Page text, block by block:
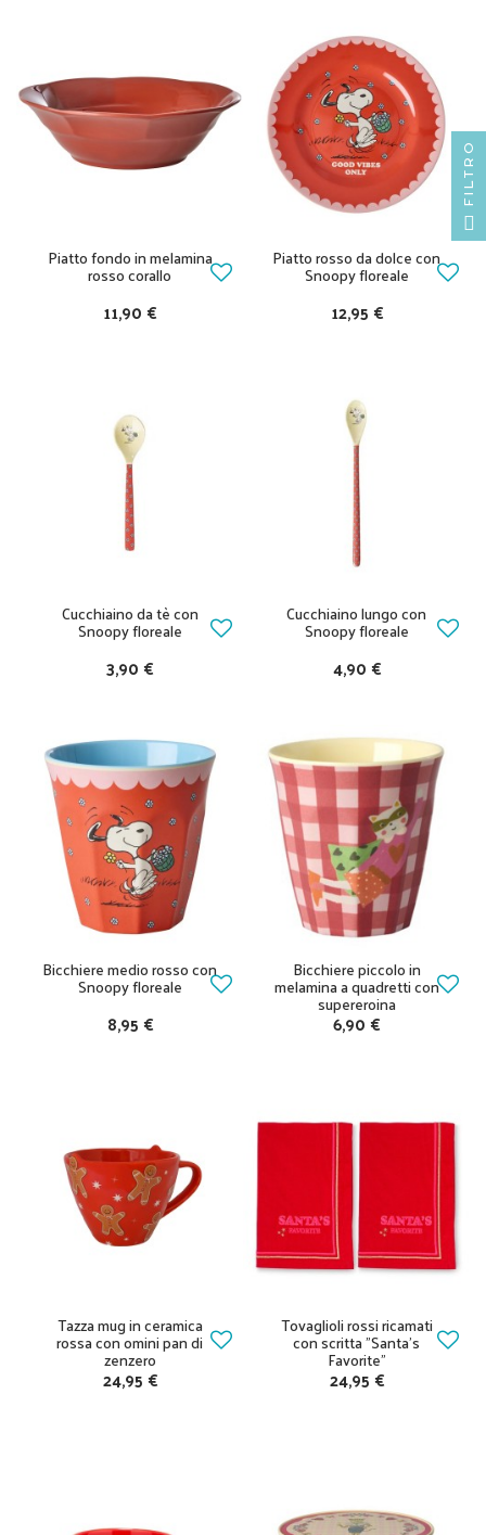
Piatto fondo in melamina
rosso corallo
11,90 €
Piatto rosso da dolce con
Snoopy floreale
12,95 €
Cucchiaino da tè con
Snoopy floreale
3,90 €
Cucchiaino lungo con
Snoopy floreale
4,90 €
Bicchiere medio rosso con
Snoopy floreale
8,95 €
Bicchiere piccolo in
melamina a quadretti con
supereroina
6,90 €
Tazza mug in ceramica
rossa con omini pan di
zenzero
24,95 €
Tovaglioli rossi ricamati
con scritta "Santa's
Favorite"
24,95 €
FILTRO